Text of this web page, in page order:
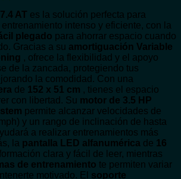
AT es la solución perfecta para
intenso y eficiente, con la
plegado para ahorrar espacio cuando
Gracias a su amortiguación Variable
, ofrece la flexibilidad y el apoyo
de la zancada, protegiendo tus
la comodidad. Con una
de 152 x 51 cm , tienes el espacio
con libertad. Su motor de 3.5 HP
permite alcanzar velocidades de
y un rango de inclinación de hasta
a realizar entrenamientos más
la pantalla LED alfanumérica de 16
clara y fácil de leer, mientras
de entrenamiento te permiten variar
motivado. El soporte